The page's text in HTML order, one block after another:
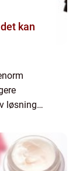
kan
løsning
vil vi